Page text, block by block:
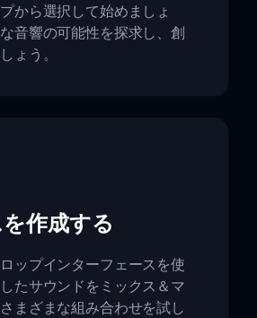
から選択して始めましょ
音響の可能性を探求し、創
ょう。
作成する
ップインターフェースを使
たサウンドをミックス＆マ
まざまな組み合わせを試し